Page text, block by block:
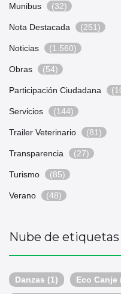
Munibus (32)
Nota Destacada (251)
Noticias (1.560)
Obras (54)
Participación Ciudadana
Servicios (144)
Trailer Veterinario (81)
Transparencia (27)
Turismo (85)
Verano (48)
Nube de etiquetas
Danzas (1) Eco Canje